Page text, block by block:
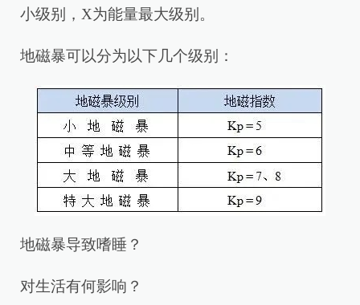
小级别，X为能量最大级别。
地磁暴可以分为以下几个级别：
地磁暴导致嗜睡？
对生活有何影响？